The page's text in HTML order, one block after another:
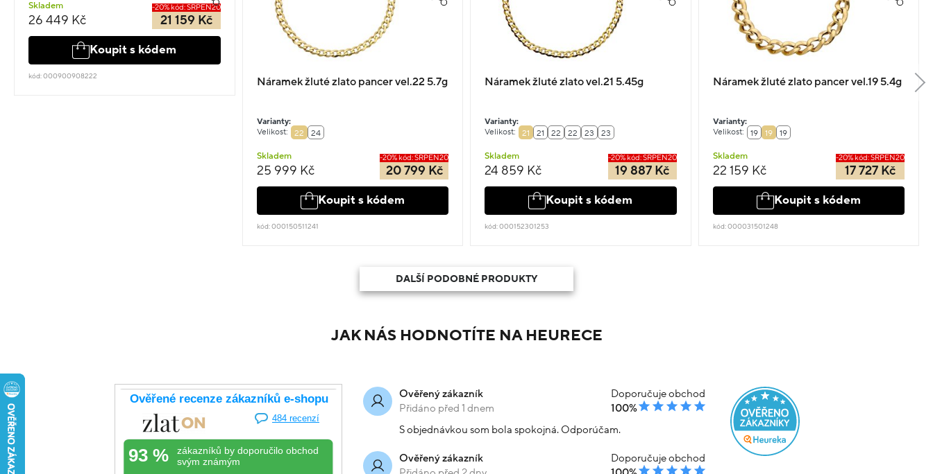
Skladem
26 449 Kč
-20% kód: SRPEN20
21 159 Kč
Koupit s kódem
kód: 000900908222 Náramek žluté zlato pancer vel.22 5.7g
Varianty:
Velikost:
22 24
Skladem
25 999 Kč
-20% kód: SRPEN20
20 799 Kč
Koupit s kódem
kód: 000150511241
Náramek žluté zlato vel.21 5.45g
Varianty:
Velikost:
21 21 22 22 23 23
Skladem
24 859 Kč
-20% kód: SRPEN20
19 887 Kč
Koupit s kódem
kód: 000152301253
Náramek žluté zlato pancer vel.19 5.4g
Varianty:
Velikost:
19 19 19
Skladem
22 159 Kč
-20% kód: SRPEN20
17 727 Kč
Koupit s kódem
kód: 000031501248
DALŠÍ PODOBNÉ PRODUKTY
JAK NÁS HODNOTÍTE NA HEURECE
Ověřený zákazník
Přidáno před 1 dnem
Doporučuje obchod
100%
S objednávkou som bola spokojná. Odporúčam.
Ověřený zákazník
Doporučuje obchod